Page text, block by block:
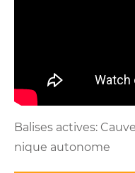
Balises actives:
nique autonome